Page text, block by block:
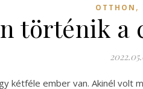
OTTHON ,
történik a
kétféle ember van. Akinél volt